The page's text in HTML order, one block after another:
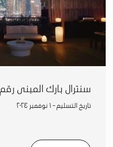
سنترال بارك المبنى رقم ١
تاريخ التسليم - ١ نوفمبر ٢٠٢٤